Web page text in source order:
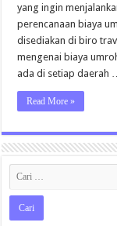
yang ingin
perencanaan biaya
disediakan di biro
mengenai biaya
ada di setiap daerah …
Read More »